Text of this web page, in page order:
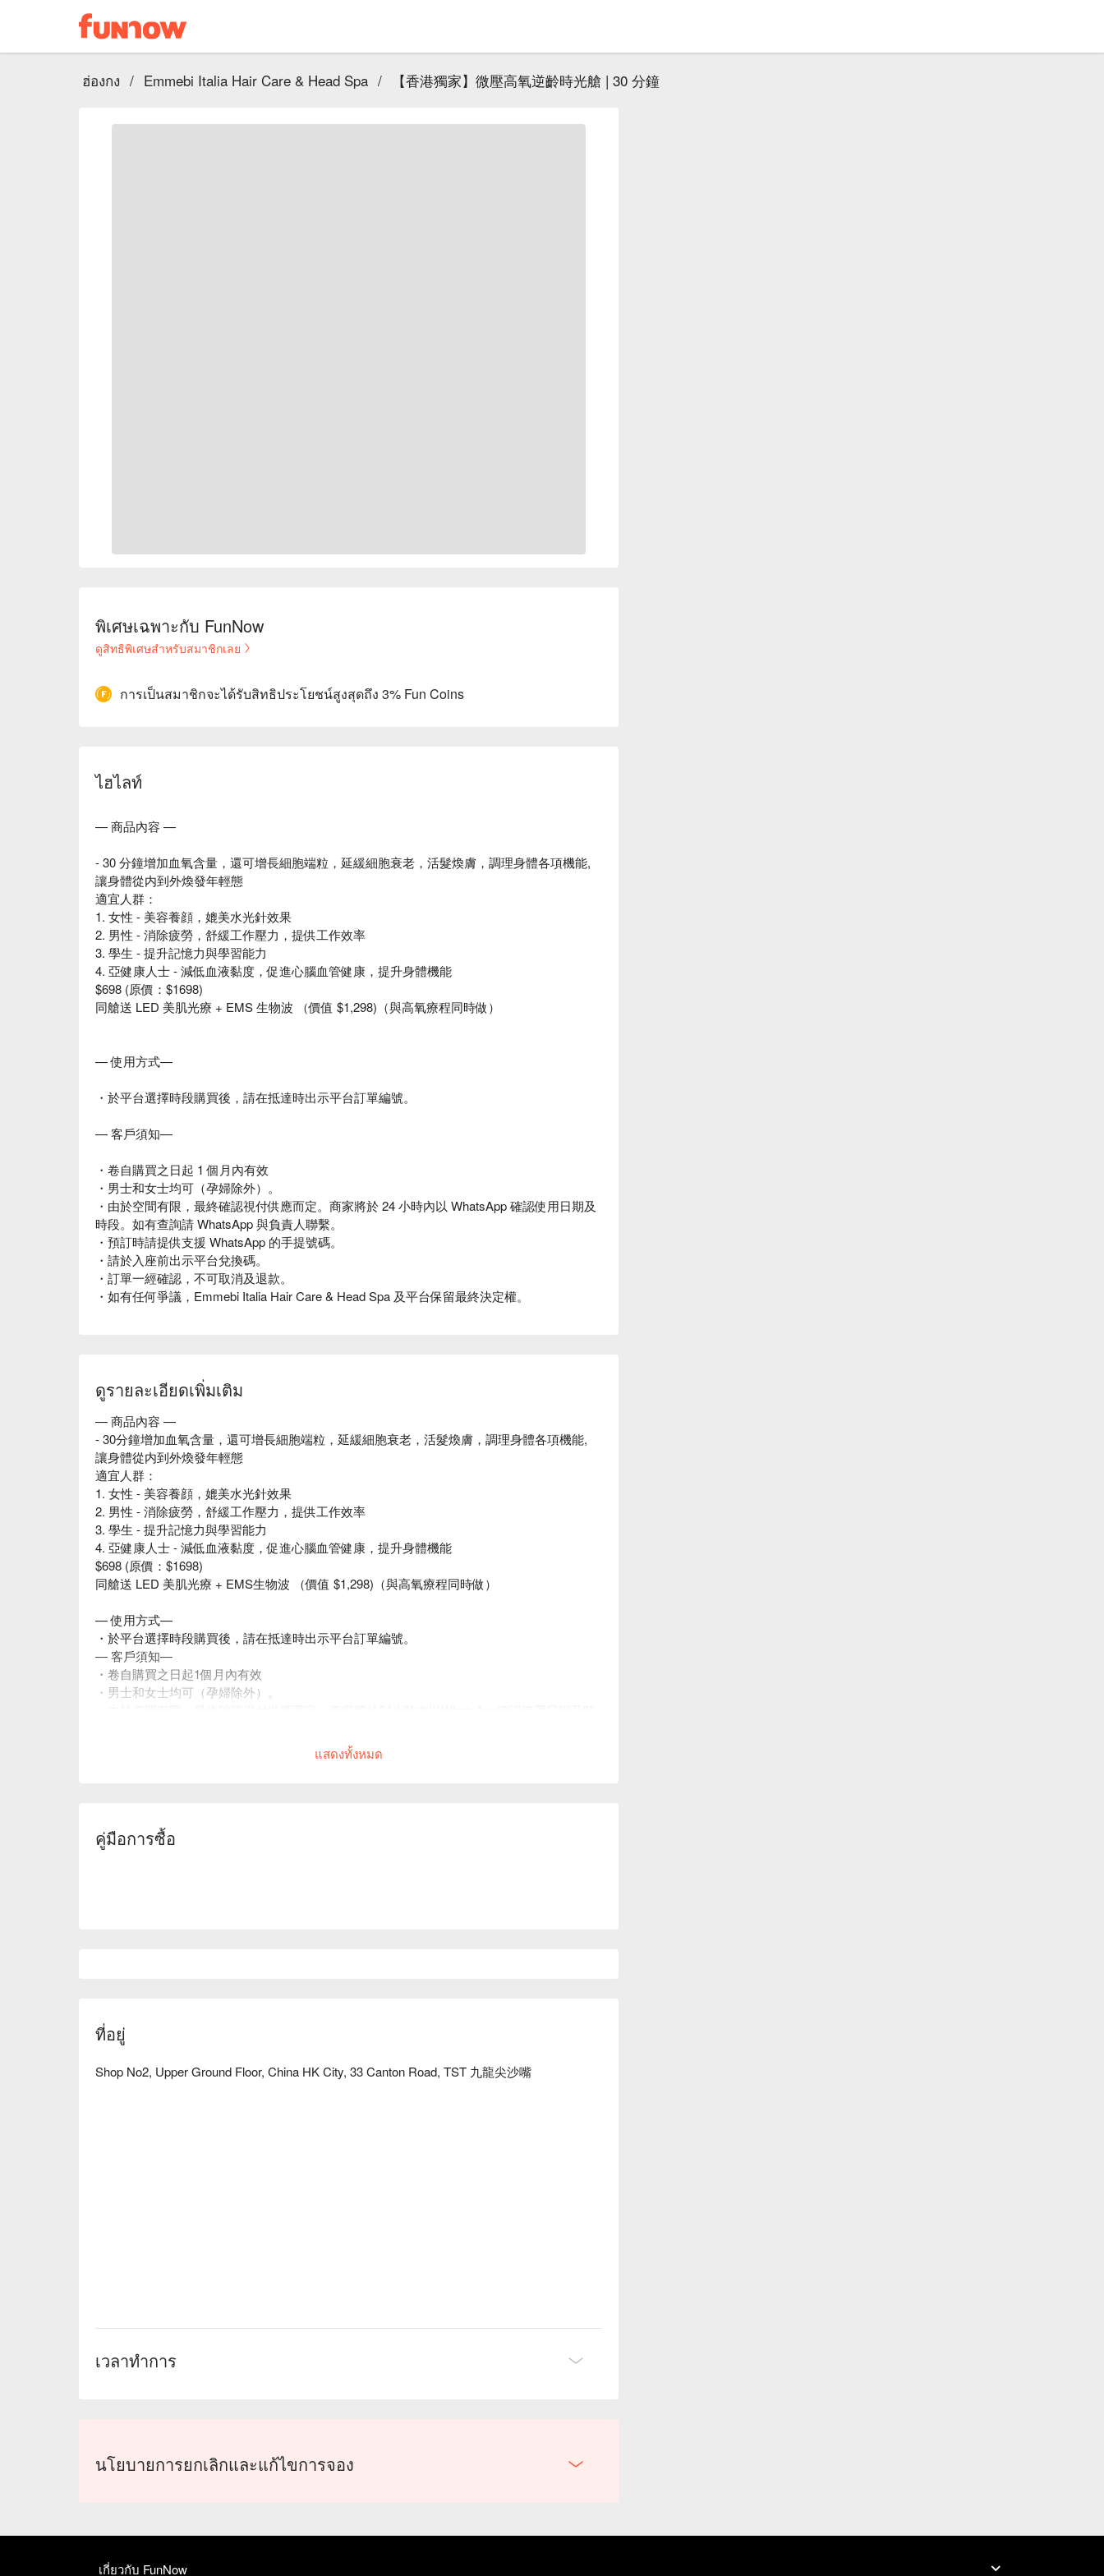
ฮ่องกง / Emmebi Italia Hair Care & Head Spa / 【香港獨家】微壓高氧逆齡時光艙 | 30 分鐘
พิเศษเฉพาะกับ FunNow
ดูสิทธิพิเศษสำหรับสมาชิกเลย
การเป็นสมาชิกจะได้รับสิทธิประโยชน์สูงสุดถึง 3% Fun Coins
ไฮไลท์
— 商品內容 —
- 30 分鐘增加血氧含量，還可增長細胞端粒，延緩細胞衰老，活髮煥膚，調理身體各項機能,
讓身體從内到外煥發年輕態
適宜人群：
1. 女性 - 美容養顔，媲美水光針效果
2. 男性 - 消除疲勞，舒緩工作壓力，提供工作效率
3. 學生 - 提升記憶力與學習能力
4. 亞健康人士 - 減低血液黏度，促進心腦血管健康，提升身體機能
$698 (原價：$1698)
同艙送 LED 美肌光療 + EMS 生物波 （價值 $1,298)（與高氧療程同時做）
— 使用方式—
・於平台選擇時段購買後，請在抵達時出示平台訂單編號。
— 客戶須知—
・卷自購買之日起 1 個月內有效
・男士和女士均可（孕婦除外）。
・由於空間有限，最終確認視付供應而定。商家將於 24 小時內以 WhatsApp 確認使用日期及
時段。如有查詢請 WhatsApp 與負責人聯繫。
・預訂時請提供支援 WhatsApp 的手提號碼。
・請於入座前出示平台兌換碼。
・訂單一經確認，不可取消及退款。
・如有任何爭議，Emmebi Italia Hair Care & Head Spa 及平台保留最終決定權。
ดูรายละเอียดเพิ่มเติม
— 商品內容 —
- 30分鐘增加血氧含量，還可增長細胞端粒，延緩細胞衰老，活髮煥膚，調理身體各項機能,
讓身體從内到外煥發年輕態
適宜人群：
1. 女性 - 美容養顔，媲美水光針效果
2. 男性 - 消除疲勞，舒緩工作壓力，提供工作效率
3. 學生 - 提升記憶力與學習能力
4. 亞健康人士 - 減低血液黏度，促進心腦血管健康，提升身體機能
$698 (原價：$1698)
同艙送 LED 美肌光療 + EMS生物波 （價值 $1,298)（與高氧療程同時做）
— 使用方式—
・於平台選擇時段購買後，請在抵達時出示平台訂單編號。
— 客戶須知—
・卷自購買之日起1個月內有效
・男士和女士均可（孕婦除外）。
แสดงทั้งหมด
คู่มือการซื้อ
ที่อยู่
Shop No2, Upper Ground Floor, China HK City, 33 Canton Road, TST 九龍尖沙嘴
เวลาทำการ
นโยบายการยกเลิกและแก้ไขการจอง
เกี่ยวกับ FunNow